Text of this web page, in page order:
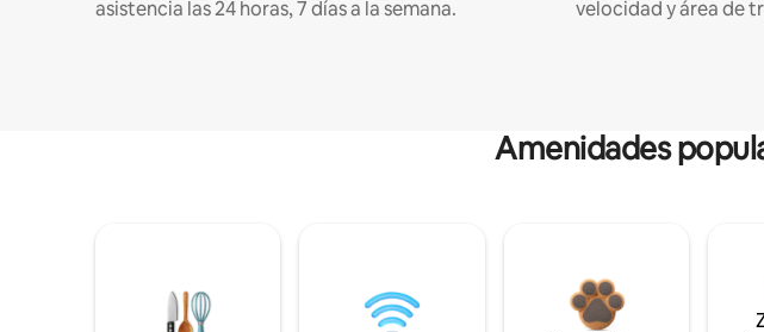
asistencia las 24 horas, 7 días a la semana.
velocidad y área de
Amenidades